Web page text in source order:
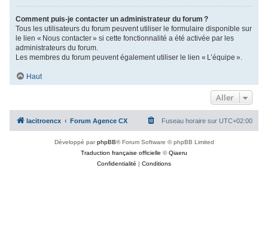
Comment puis-je contacter un administrateur du forum ?
Tous les utilisateurs du forum peuvent utiliser le formulaire disponible sur
le lien « Nous contacter » si cette fonctionnalité a été activée par les
administrateurs du forum.
Les membres du forum peuvent également utiliser le lien « L’équipe ».
Haut
Aller
lacitroencx Forum Agence CX Fuseau horaire sur UTC+02:00
Développé parphpBB® Forum Software © phpBB Limited
Traduction française officielle ©Qiaeru
Confidentialité | Conditions